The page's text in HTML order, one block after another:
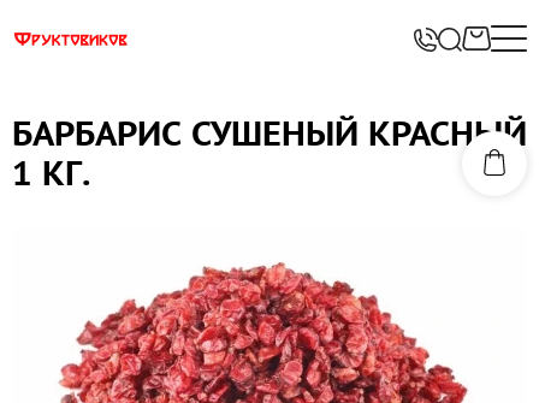
БАРБАРИС СУШЕНЫЙ КРАСНЫЙ
1 КГ.